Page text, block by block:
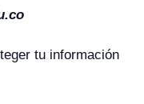
tu información